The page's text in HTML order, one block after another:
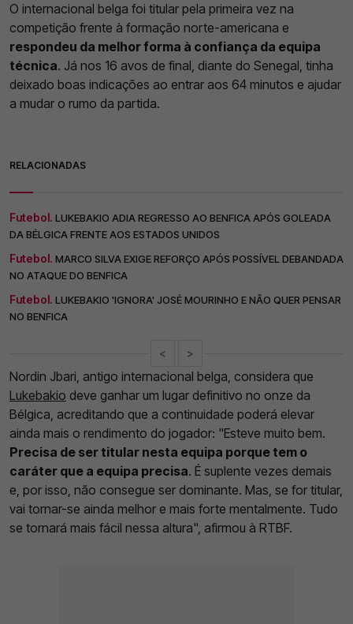
O internacional belga foi titular pela primeira vez na
competição frente à formação norte-americana e
respondeu da melhor forma à confiança da equipa
técnica. Já nos 16 avos de final, diante do Senegal, tinha
deixado boas indicações ao entrar aos 64 minutos e ajudar
a mudar o rumo da partida.
RELACIONADAS
Futebol. LUKEBAKIO ADIA REGRESSO AO BENFICA APÓS GOLEADA
DA BÉLGICA FRENTE AOS ESTADOS UNIDOS
Futebol. MARCO SILVA EXIGE REFORÇO APÓS POSSÍVEL DEBANDADA
NO ATAQUE DO BENFICA
Futebol. LUKEBAKIO 'IGNORA' JOSÉ MOURINHO E NÃO QUER PENSAR
NO BENFICA
< >
Nordin Jbari, antigo internacional belga, considera que
Lukebakio deve ganhar um lugar definitivo no onze da
Bélgica, acreditando que a continuidade poderá elevar
ainda mais o rendimento do jogador: "Esteve muito bem.
Precisa de ser titular nesta equipa porque tem o
caráter que a equipa precisa. É suplente vezes demais
e, por isso, não consegue ser dominante. Mas, se for titular,
vai tornar-se ainda melhor e mais forte mentalmente. Tudo
se tornará mais fácil nessa altura", afirmou à RTBF.